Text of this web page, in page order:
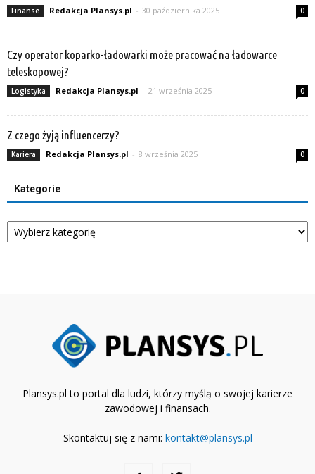
Finanse Redakcja Plansys.pl - 30 października 2025 0
Czy operator koparko-ładowarki może pracować na ładowarce
teleskopowej?
Logistyka Redakcja Plansys.pl - 21 września 2025 0
Z czego żyją influencerzy?
Kariera Redakcja Plansys.pl - 8 września 2025 0
Kategorie
Kategorie
Plansys.pl to portal dla ludzi, którzy myślą o swojej karierze
zawodowej i finansach.
Skontaktuj się z nami: kontakt@plansys.pl